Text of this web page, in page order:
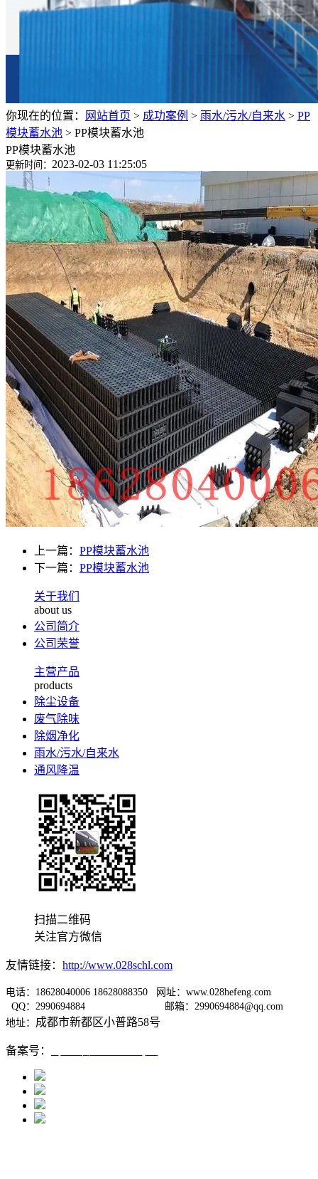
你现在的位置： 网站首页 > 成功案例 > 雨水/污水/自来水 > PP
模块蓄水池 > PP模块蓄水池
PP模块蓄水池
更新时间： 2023-02-03 11:25:05
上一篇： PP模块蓄水池
下一篇： PP模块蓄水池
关于我们
about us
公司简介
公司荣誉
主营产品
products
除尘设备
废气除味
除烟净化
雨水/污水/自来水
通风降温
扫描二维码
关注官方微信
友情链接： http://www.028schl.com
电话：18628040006 18628088350 网址：www.028hefeng.com
QQ：2990694884
邮箱：2990694884@qq.com
地址： 成都市新都区小普路58号
备案号：